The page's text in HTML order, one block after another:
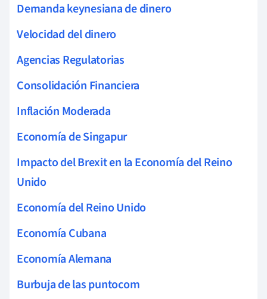
Demanda keynesiana de dinero
Velocidad del dinero
Agencias Regulatorias
Consolidación Financiera
Inflación Moderada
Economía de Singapur
Impacto del Brexit en la Economía del Reino
Unido
Economía del Reino Unido
Economía Cubana
Economía Alemana
Burbuja de las puntocom